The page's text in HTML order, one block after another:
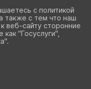
ДАННЫХ
с политикой
также с тем что наш
веб-сайту сторонние
"Госуслуги",